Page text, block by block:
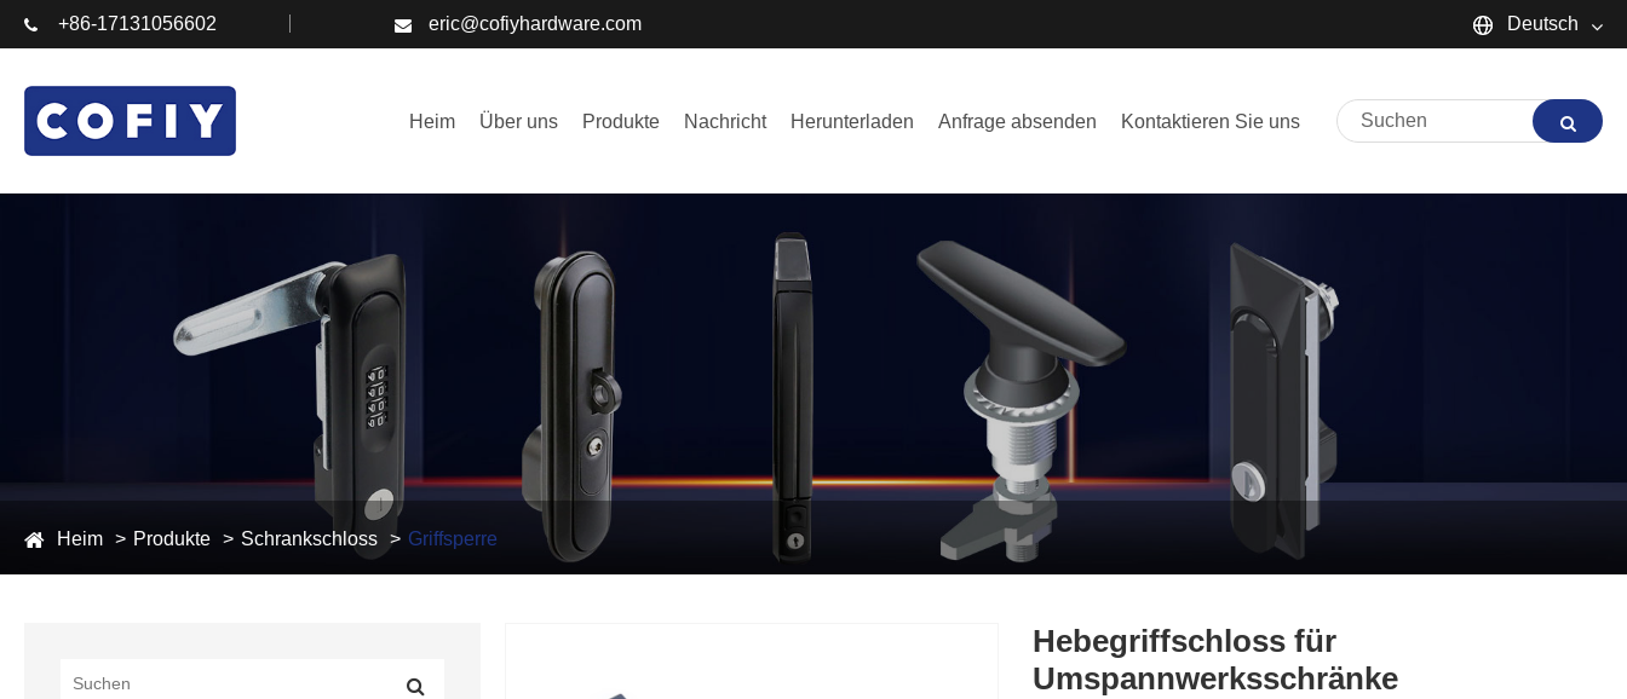
+86-17131056602 eric@cofiyhardware.com Deutsch
Italiano
Heim Über uns Produkte Nachricht Herunterladen Anfrage absenden Kontaktieren Sie uns
Heim Produkte Schrankschloss Griffsperre
Hebegriffschloss für
Umspannwerksschränke